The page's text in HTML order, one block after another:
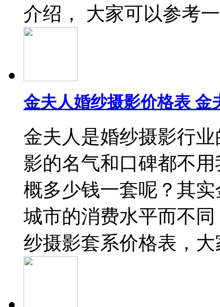
介绍， 大家可以参考
金夫人婚纱摄影价格表 金
金夫人是婚纱摄影行
影的名气和口碑都不
概多少钱一套呢？其
城市的消费水平而不
纱摄影套系价格表，